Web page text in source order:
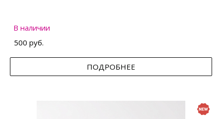
В наличии
500 руб.
ПОДРОБНЕЕ